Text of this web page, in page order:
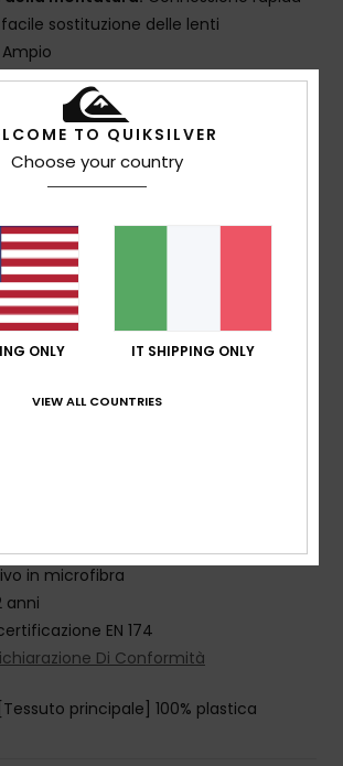
sostituzione delle lenti
Ampio
FINO AL 30% DI BASE BIO O
Montatura: contenuto a base
TPU (85%) a iniezione senza vernici o
a doppia densità con pile per
larga con impugnatura interna in
trattamento anti-appannamento e
Custodia semirigida termoformata con
in microfibra
anni
EN 174
Di Conformità
[Tessuto principale] 100% plastica
TO QUIKSILVER
Choose your country
ONLY IT SHIPPING ONLY
VIEW ALL COUNTRIES